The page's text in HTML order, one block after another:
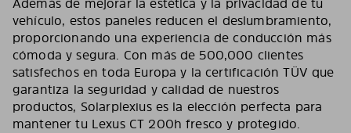
vehículo, estos paneles reducen el deslumbramiento,
proporcionando una experiencia de conducción más
cómoda y segura. Con más de 500,000 clientes
satisfechos en toda Europa y la certificación TÜV que
garantiza la seguridad y calidad de nuestros
productos, Solarplexius es la elección perfecta para
mantener tu Lexus CT 200h fresco y protegido.